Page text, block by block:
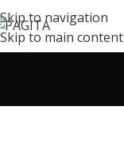
Skip to navigation
Skip to main content